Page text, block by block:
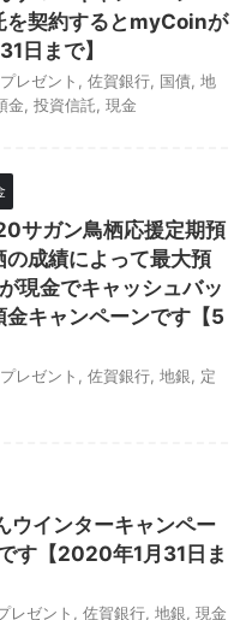
を契約するとmyCoinが
日まで】
プレゼント 佐賀銀行 国債 地
金 投資信託 現金
ガン鳥栖応援定期預
の成績によって最大預
現金でキャッシュバッ
金キャンペーンです【5
プレゼント 佐賀銀行 地銀
定
ウインターキャンペー
す【2020年1月31日ま
レゼント 佐賀銀行 地銀 現金